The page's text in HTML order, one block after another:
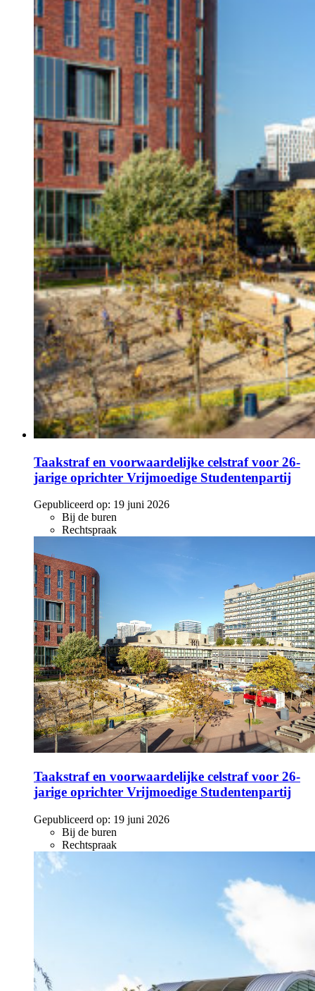
Taakstraf en voorwaardelijke celstraf voor 26-
jarige oprichter Vrijmoedige Studentenpartij
Gepubliceerd op: 19 juni 2026
Bij de buren
Rechtspraak
Taakstraf en voorwaardelijke celstraf voor 26-
jarige oprichter Vrijmoedige Studentenpartij
Gepubliceerd op: 19 juni 2026
Bij de buren
Rechtspraak